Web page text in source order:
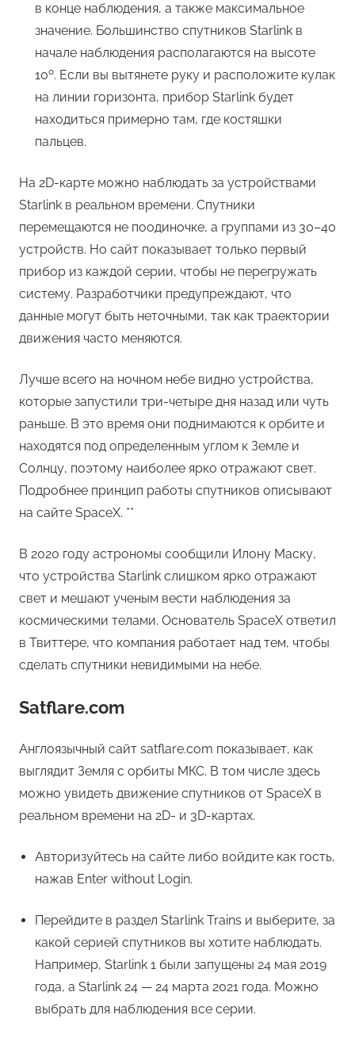
в конце наблюдения, а также максимальное
значение. Большинство спутников Starlink в
начале наблюдения располагаются на высоте
10º. Если вы вытянете руку и расположите кулак
на линии горизонта, прибор Starlink будет
находиться примерно там, где костяшки
пальцев.
На 2D-карте можно наблюдать за устройствами
Starlink в реальном времени. Спутники
перемещаются не поодиночке, а группами из 30–40
устройств. Но сайт показывает только первый
прибор из каждой серии, чтобы не перегружать
систему. Разработчики предупреждают, что
данные могут быть неточными, так как траектории
движения часто меняются.
Лучше всего на ночном небе видно устройства,
которые запустили три-четыре дня назад или чуть
раньше. В это время они поднимаются к орбите и
находятся под определенным углом к Земле и
Солнцу, поэтому наиболее ярко отражают свет.
Подробнее принцип работы спутников описывают
на сайте SpaceX. **
В 2020 году астрономы сообщили Илону Маску,
что устройства Starlink слишком ярко отражают
свет и мешают ученым вести наблюдения за
космическими телами. Основатель SpaceX ответил
в Твиттере, что компания работает над тем, чтобы
сделать спутники невидимыми на небе.
Satflare.com
Англоязычный сайт satflare.com показывает, как
выглядит Земля с орбиты МКС. В том числе здесь
можно увидеть движение спутников от SpaceX в
реальном времени на 2D- и 3D-картах.
Авторизуйтесь на сайте либо войдите как гость,
нажав Enter without Login.
Перейдите в раздел Starlink Trains и выберите, за
какой серией спутников вы хотите наблюдать.
Например, Starlink 1 были запущены 24 мая 2019
года, а Starlink 24 — 24 марта 2021 года. Можно
выбрать для наблюдения все серии.